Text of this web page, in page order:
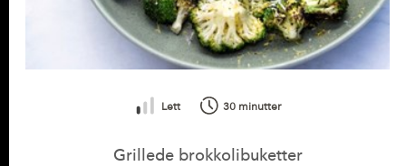
Kalium (K) 292 mg(14% *)
Fosfor (P) 61,47 mg(8% *)
Kobber (Cu) 0,12 mg
Lett 30 minutter
Grillede brokkolibuketter